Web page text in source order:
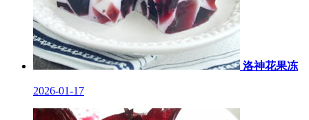
洛神花果冻
2026-01-17